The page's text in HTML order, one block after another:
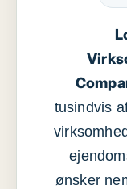
tusindvis
ønsker